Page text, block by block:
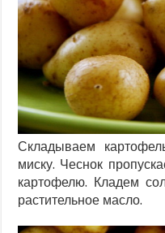
Складываем
миску. Чеснок
картофелю. Кладем
растительное масло.